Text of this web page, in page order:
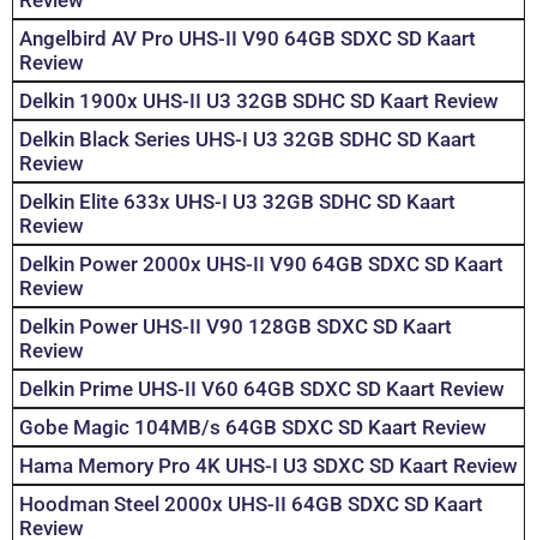
Angelbird AV Pro UHS-II V90 64GB SDXC SD Kaart
Review
Delkin 1900x UHS-II U3 32GB SDHC SD Kaart Review
Delkin Black Series UHS-I U3 32GB SDHC SD Kaart
Review
Delkin Elite 633x UHS-I U3 32GB SDHC SD Kaart
Review
Delkin Power 2000x UHS-II V90 64GB SDXC SD Kaart
Review
Delkin Power UHS-II V90 128GB SDXC SD Kaart
Review
Delkin Prime UHS-II V60 64GB SDXC SD Kaart Review
Gobe Magic 104MB/s 64GB SDXC SD Kaart Review
Hama Memory Pro 4K UHS-I U3 SDXC SD Kaart Review
Hoodman Steel 2000x UHS-II 64GB SDXC SD Kaart
Review